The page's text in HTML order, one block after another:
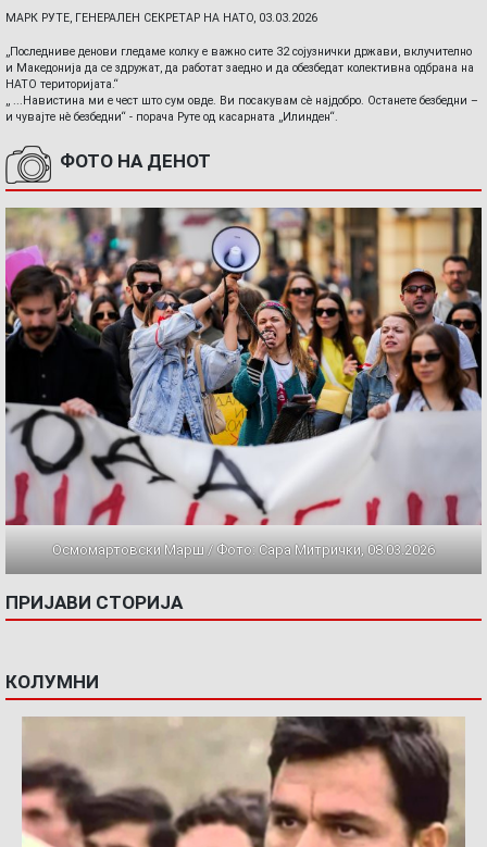
МАРК РУТЕ, ГЕНЕРАЛЕН СЕКРЕТАР НА НАТО, 03.03.2026
„Последниве денови гледаме колку е важно сите 32 сојузнички држави, вклучително
и Македонија да се здружат, да работат заедно и да обезбедат колективна одбрана на
НАТО територијата.“
„ ...Навистина ми е чест што сум овде. Ви посакувам сè најдобро. Останете безбедни –
и чувајте нè безбедни“ - порача Руте од касарната „Илинден“.
ФОТО НА ДЕНОТ
Осмомартовски Марш / Фото: Сара Митрички, 08.03.2026
ПРИЈАВИ СТОРИЈА
КОЛУМНИ